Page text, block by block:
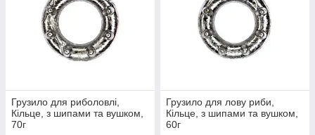
Грузило для риболовлі,
Кільце, з шипами та вушком,
70г
Грузило для лову риби,
Кільце, з шипами та вушком,
60г